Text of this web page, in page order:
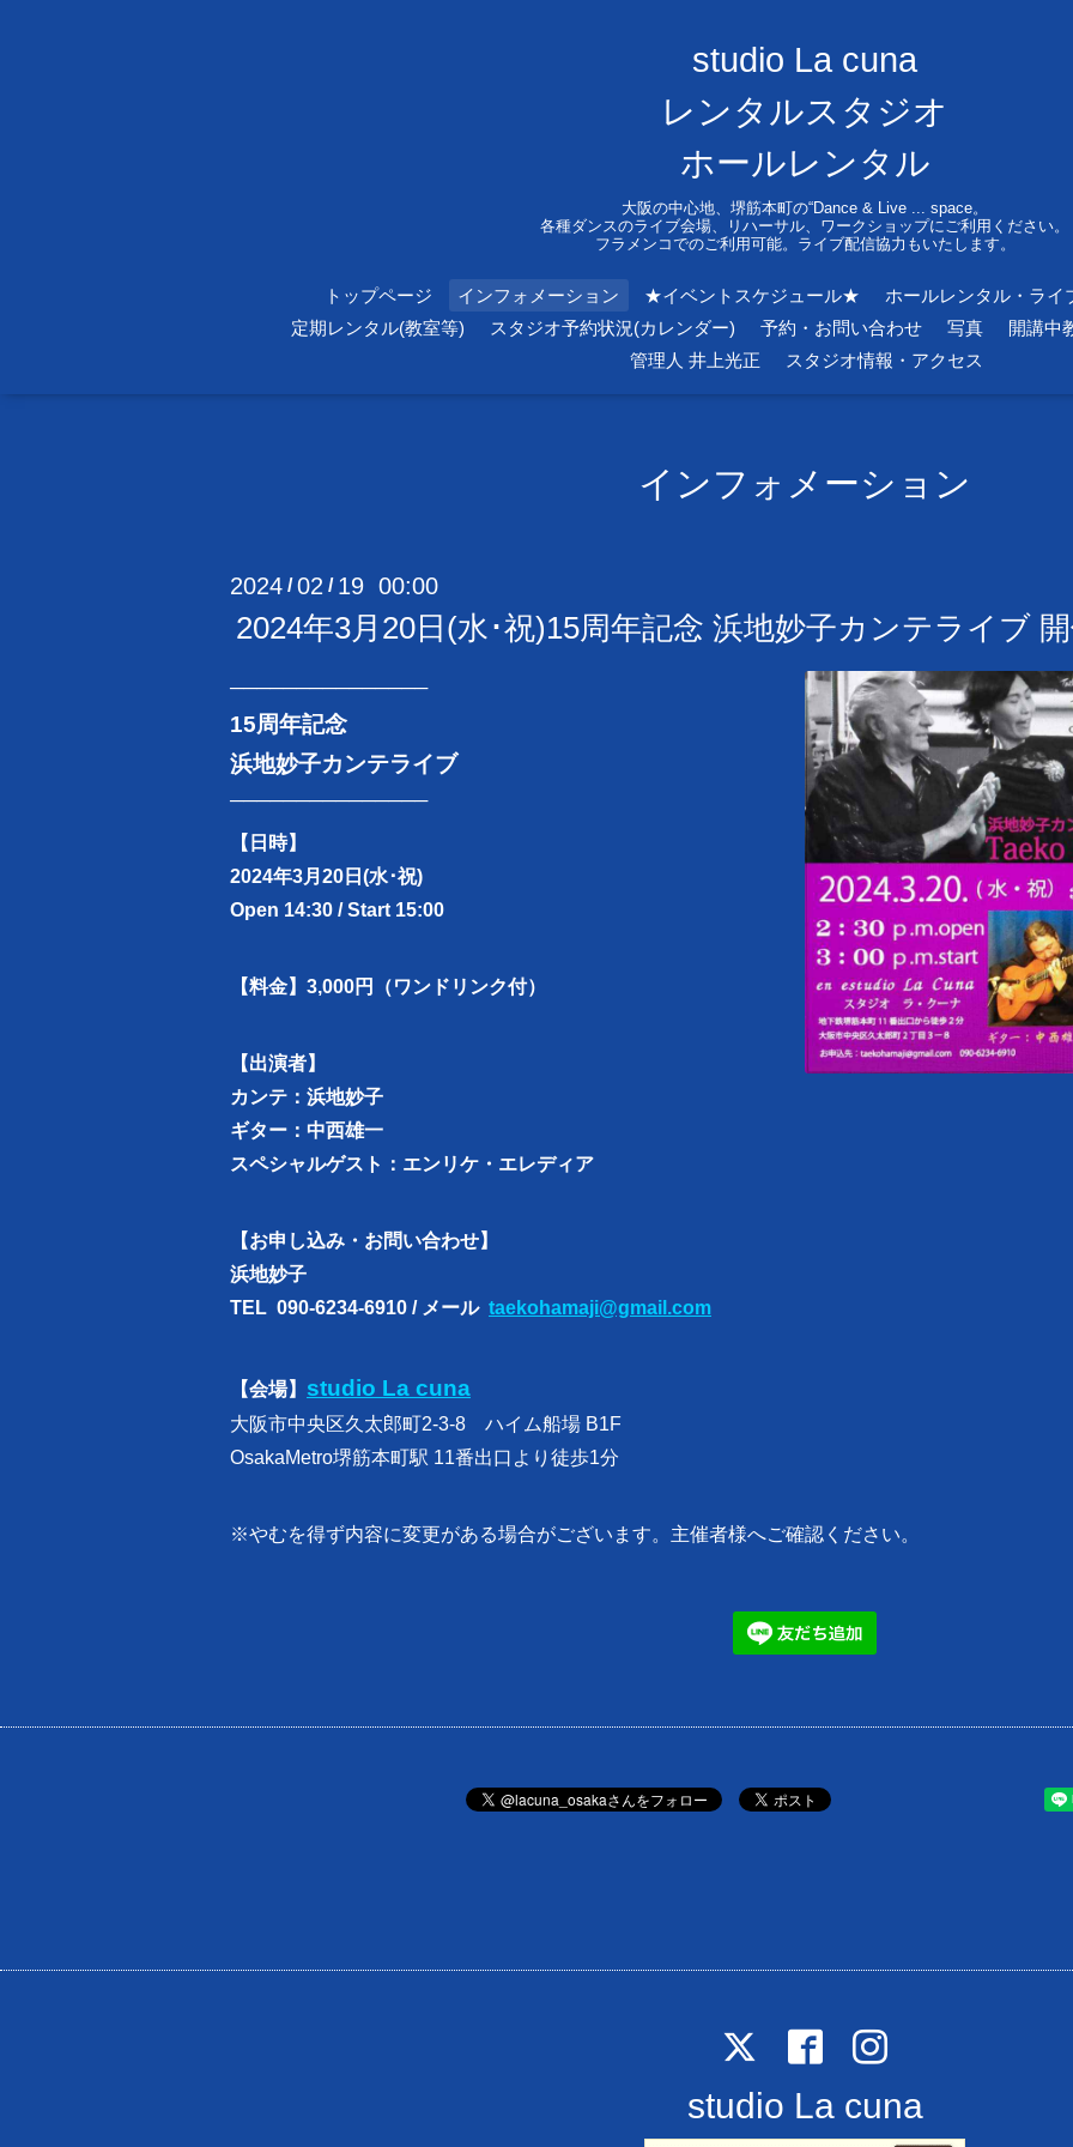
studio La cuna
レンタルスタジオ
ホールレンタル
大阪の中心地、堺筋本町の“Dance & Live ... space。
各種ダンスのライブ会場、リハーサル、ワークショップにご利用ください。
フラメンコでのご利用可能。ライブ配信協力もいたします。
トップページ インフォメーション ★イベントスケジュール★
ホールレンタル・ライ
定期レンタル(教室等)
スタジオ予約状況(カレンダー) 予約・お問い合わせ 写真
開講中
管理人 井上光正
スタジオ情報・アクセス
インフォメーション
2024 /02 / 19 00:00
2024年3月20日(水･祝)15周年記念 浜地妙子カンテライブ
───────────────
15周年記念
浜地妙子カンテライブ
───────────────
【日時】
2024年3月20日(水･祝)
Open 14:30 / Start 15:00
【料金】3,000円（ワンドリンク付）
【出演者】
カンテ：浜地妙子
ギター：中西雄一
スペシャルゲスト：エンリケ・エレディア
【お申し込み・お問い合わせ】
浜地妙子
TEL 090-6234-6910 / メール taekohamaji@gmail.com
【会場】 studio La cuna
大阪市中央区久太郎町2-3-8 ハイム船場 B1F
OsakaMetro堺筋本町駅 11番出口より徒歩1分
※やむを得ず内容に変更がある場合がございます。主催者様へご確認ください。
studio La cuna